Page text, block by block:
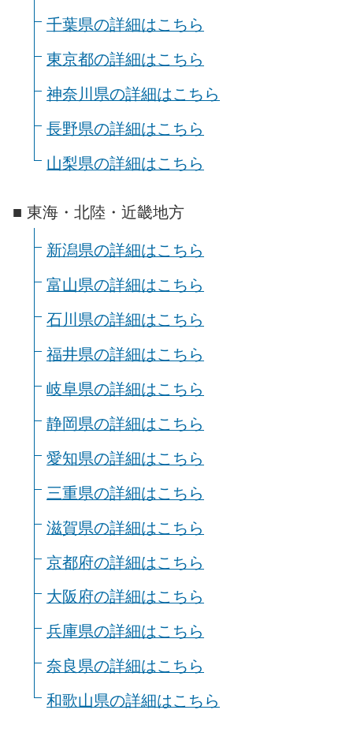
千葉県の詳細はこちら
東京都の詳細はこちら
神奈川県の詳細はこちら
長野県の詳細はこちら
山梨県の詳細はこちら
■ 東海・北陸・近畿地方
新潟県の詳細はこちら
富山県の詳細はこちら
石川県の詳細はこちら
福井県の詳細はこちら
岐阜県の詳細はこちら
静岡県の詳細はこちら
愛知県の詳細はこちら
三重県の詳細はこちら
滋賀県の詳細はこちら
京都府の詳細はこちら
大阪府の詳細はこちら
兵庫県の詳細はこちら
奈良県の詳細はこちら
和歌山県の詳細はこちら